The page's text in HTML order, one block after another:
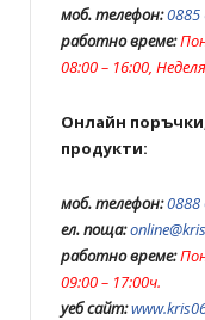
моб. телефон:0885
работно време:
08:00 – 16:00,
Онлайн
продукти:
моб. телефон:0888
ел. поща:
работно време:
09:00 – 17:00ч.
уеб сайт: